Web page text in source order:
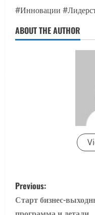
#Инновации
ABOUT THE AUTHOR
P
o
Previous:
Старт бизнес-